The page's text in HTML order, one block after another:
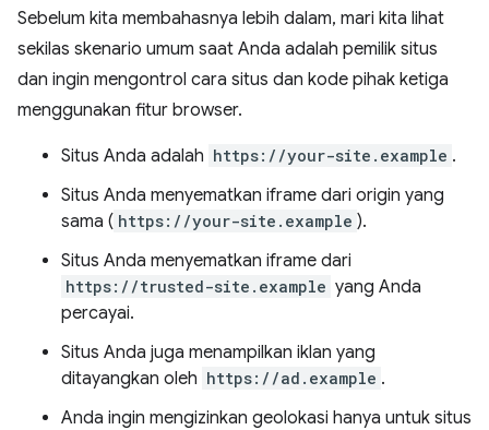
Sebelum kita membahasnya lebih dalam, mari kita lihat
sekilas skenario umum saat Anda adalah pemilik situs
dan ingin mengontrol cara situs dan kode pihak ketiga
menggunakan fitur browser.
Situs Anda adalah https://your-site.example .
Situs Anda menyematkan iframe dari origin yang
sama ( https://your-site.example ).
Situs Anda menyematkan iframe dari
https://trusted-site.example yang Anda
percayai.
Situs Anda juga menampilkan iklan yang
ditayangkan oleh https://ad.example .
Anda ingin mengizinkan geolokasi hanya untuk situs